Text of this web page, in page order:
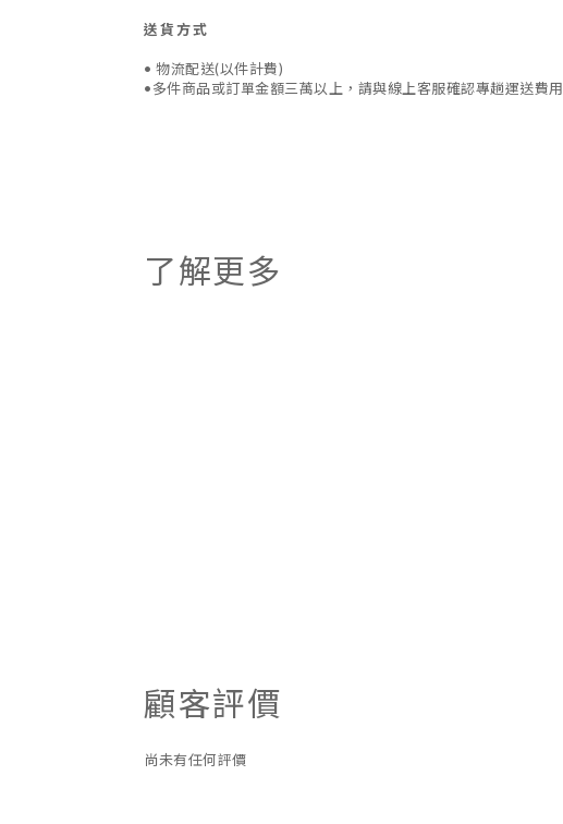
送貨方式
• 物流配送(以件計費)
•多件商品或訂單金額三萬以上，請與線上客服確認專趟運送費用
了解更多
顧客評價
尚未有任何評價